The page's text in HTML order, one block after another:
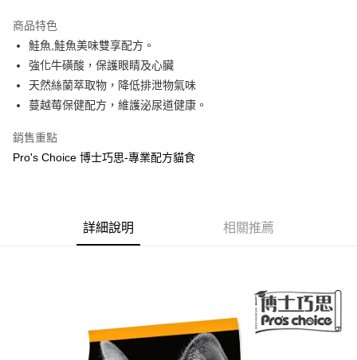
悠遊付
Google Pay
AFTEE先享後付
【關於「AFTEE先享後付」】
AFTEE先享後付是「在收到商品之後才付款」的支付方式。 讓您購物簡單
３．收到繳費通知簡訊後14天內，點擊此簡訊中的連結，可透過四大超商／
ATM／網路銀行／等多元方式進行付款，方視為交易完成。
※ 請注意：結帳手續完成當下不需立刻繳費，但若您需要取消訂單，請聯絡
購買商品的店家。未經商家同意取消之訂單仍視為有效，需透過AFTEE先享
後付繳納相關費用。
每筆NT$120，滿NT$1,200(含以上)免運費
商品特色
鮭魚,鮭魚美味雙享配方。
強化牛磺酸，保護眼睛及心臟
天然絲蘭萃取物，降低排泄物氣味
蔓越莓保健配方，維護泌尿道健康。
銷售重點
Pro's Choice 博士巧思-專業配方貓食
詳細說明 相關推薦